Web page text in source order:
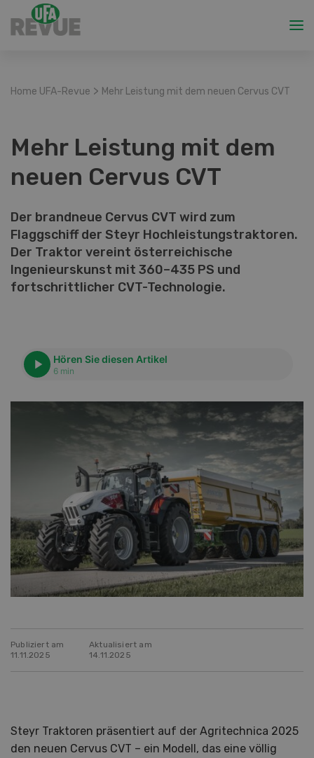
Home UFA-Revue > Mehr Leistung mit dem neuen Cervus CVT
Mehr Leistung mit dem
neuen Cervus CVT
Der brandneue Cervus CVT wird zum
Flaggschiff der Steyr Hochleistungstraktoren.
Der Traktor vereint österreichische
Ingenieurskunst mit 360–435 PS und
fortschrittlicher CVT-Technologie.
Hören Sie diesen Artikel
6 min
Publiziert am
11.11.2025
Aktualisiert am
14.11.2025
Steyr Traktoren präsentiert auf der Agritechnica 2025
den neuen Cervus CVT – ein Modell, das eine völlig